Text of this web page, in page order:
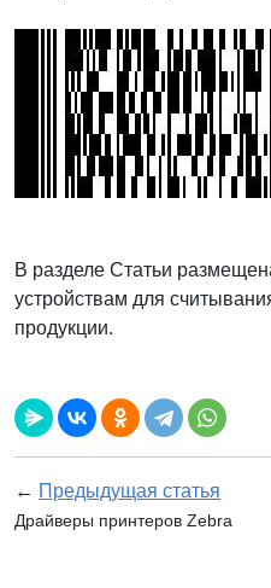
В разделе Статьи
устройствам для
продукции.
← Предыдущая статья
Драйверы принтеров Zebra